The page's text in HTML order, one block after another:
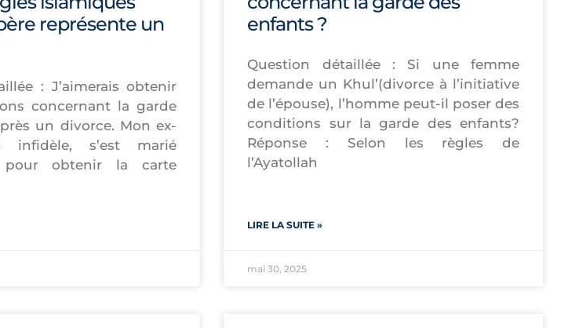
représente un
: J’aimerais obtenir
concernant la garde
un divorce. Mon ex-
s’est marié
pour obtenir la carte
enfants ?
Question détaillée : Si une femme
demande un Khul’(divorce à l’initiative
de l’épouse), l’homme peut-il poser des
conditions sur la garde des enfants?
Réponse : Selon les règles de
l’Ayatollah
LIRE LA SUITE »
mai 30, 2025